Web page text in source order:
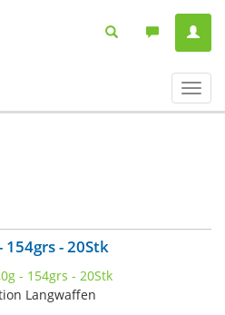
ein-/
154grs - 20Stk
Langwaffen